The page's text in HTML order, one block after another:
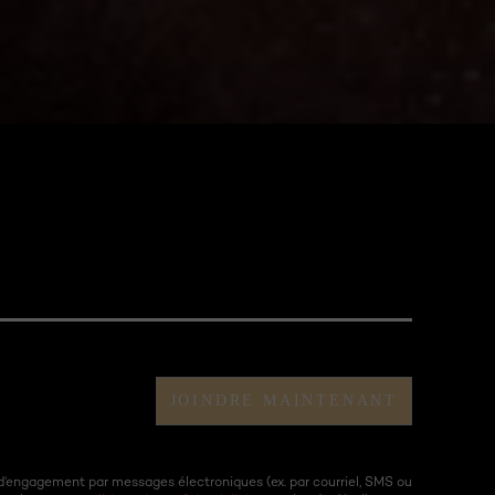
JOINDRE MAINTENANT
par messages électroniques (ex. par courriel, SMS ou